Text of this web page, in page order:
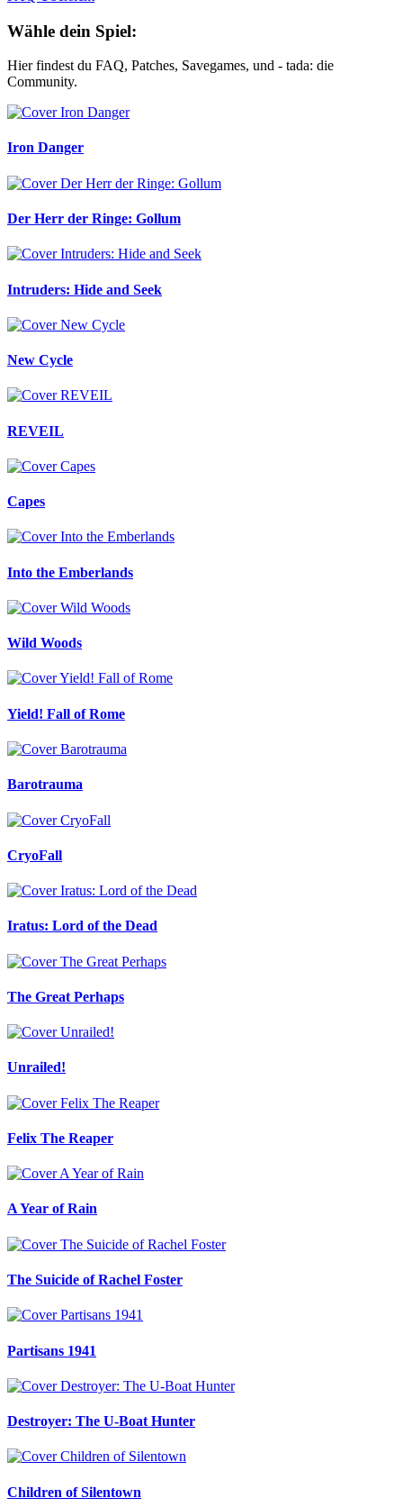
Wähle dein Spiel:
Hier findest du FAQ, Patches, Savegames, und - tada: die
Community.
Iron Danger
Der Herr der Ringe: Gollum
Intruders: Hide and Seek
New Cycle
REVEIL
Capes
Into the Emberlands
Wild Woods
Yield! Fall of Rome
Barotrauma
CryoFall
Iratus: Lord of the Dead
The Great Perhaps
Unrailed!
Felix The Reaper
A Year of Rain
The Suicide of Rachel Foster
Partisans 1941
Destroyer: The U-Boat Hunter
Children of Silentown